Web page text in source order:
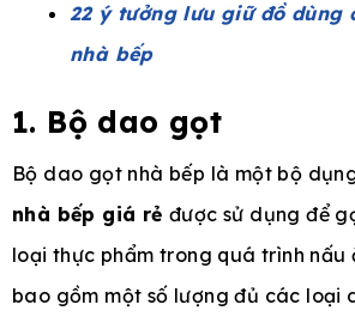
22 ý tưởng lưu giữ đồ dùng
nhà bếp
1. Bộ dao gọt
Bộ dao gọt nhà bếp là một bộ
nhà bếp giá rẻ được sử dụng để
loại thực phẩm trong quá trình nấu
bao gồm một số lượng đủ các loại